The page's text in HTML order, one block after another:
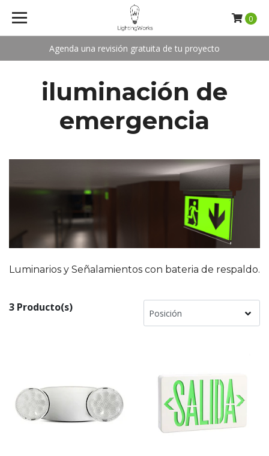
Agenda una revisión gratuita de tu proyecto
0
iluminación de
emergencia
Luminarios y Señalamientos con bateria de respaldo.
3 Producto(s)